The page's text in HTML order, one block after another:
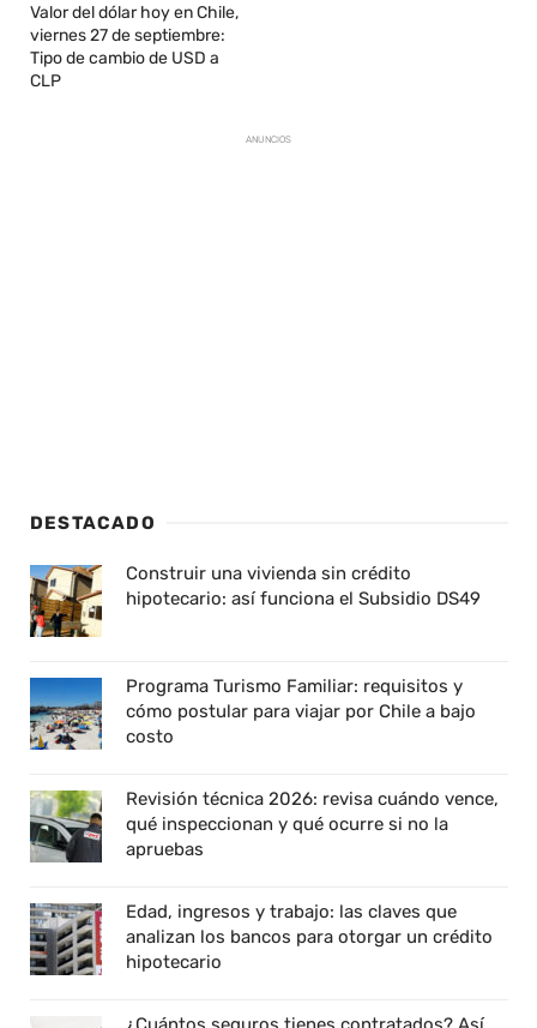
Valor del dólar hoy en Chile,
viernes 27 de septiembre:
Tipo de cambio de USD a
CLP
ANUNCIOS
DESTACADO
Construir una vivienda sin crédito
hipotecario: así funciona el Subsidio DS49
Programa Turismo Familiar: requisitos y
cómo postular para viajar por Chile a bajo
costo
Revisión técnica 2026: revisa cuándo vence,
qué inspeccionan y qué ocurre si no la
apruebas
Edad, ingresos y trabajo: las claves que
analizan los bancos para otorgar un crédito
hipotecario